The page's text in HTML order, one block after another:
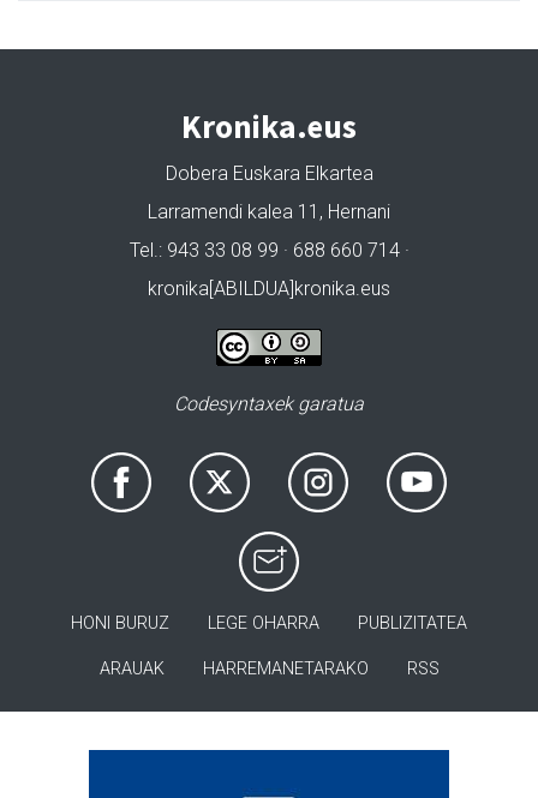
Kronika.eus
Dobera Euskara Elkartea
Larramendi kalea 11, Hernani
Tel.: 943 33 08 99 · 688 660 714 ·
kronika[ABILDUA]kronika.eus
Codesyntaxek garatua
HONI BURUZ LEGE OHARRA PUBLIZITATEA
ARAUAK HARREMANETARAKO RSS